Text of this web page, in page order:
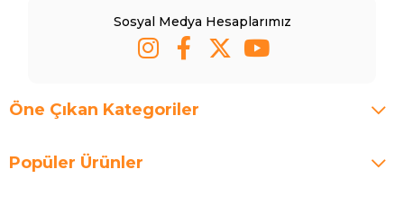
Sosyal Medya Hesaplarımız
Öne Çıkan Kategoriler
Popüler Ürünler